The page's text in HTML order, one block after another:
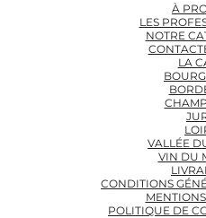
À
LES
NOTRE
LA
VALLÉE
VIN DU
CONDITIONS
POLITIQUE DE